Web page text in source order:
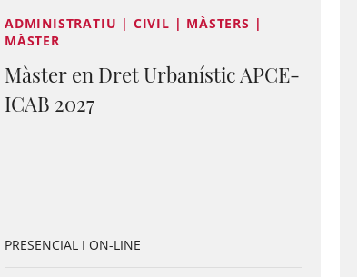
ADMINISTRATIU | CIVIL | MÀSTERS |
MÀSTER
Màster en Dret Urbanístic APCE-
ICAB 2027
PRESENCIAL I ON-LINE